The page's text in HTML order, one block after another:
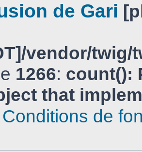
de Gari
vendor/
1266: count():
that
Conditions de